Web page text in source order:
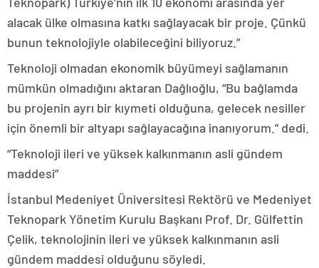
alacak ülke olmasına katkı sağlayacak bir proje. Çünkü
bunun teknolojiyle olabileceğini biliyoruz.”
Teknoloji olmadan ekonomik büyümeyi sağlamanın
mümkün olmadığını aktaran Dağlıoğlu, “Bu bağlamda
bu projenin ayrı bir kıymeti olduğuna, gelecek nesiller
için önemli bir altyapı sağlayacağına inanıyorum.” dedi.
“Teknoloji ileri ve yüksek kalkınmanın asli gündem
maddesi”
İstanbul Medeniyet Üniversitesi Rektörü ve Medeniyet
Teknopark Yönetim Kurulu Başkanı Prof. Dr. Gülfettin
Çelik, teknolojinin ileri ve yüksek kalkınmanın asli
gündem maddesi olduğunu söyledi.